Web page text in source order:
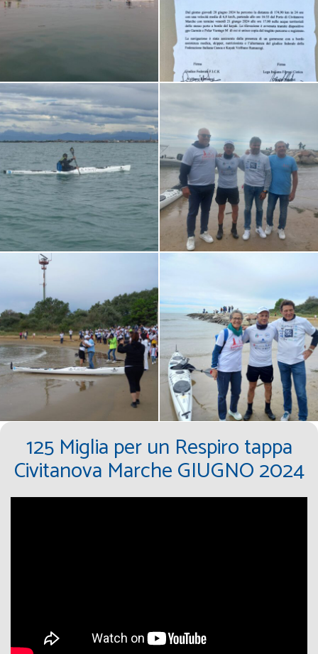
125 Miglia per un Respiro tappa
Civitanova Marche GIUGNO 2024